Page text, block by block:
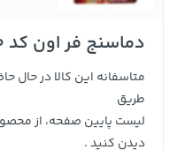
دماسنج فر اون کد 20
متاسفانه این کالا در حال
طریق
لیست پایین صفحه، از
دیدن کنید .